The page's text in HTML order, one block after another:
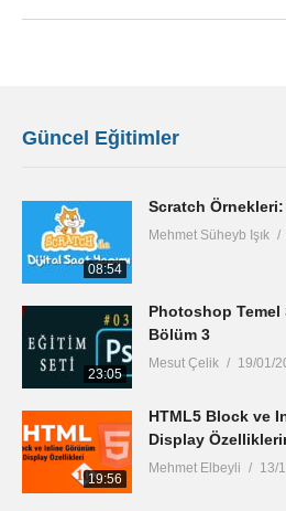
Güncel Eğitimler
08:54
Scratch Örnekleri:
Mehmet Süheyb Işık
23:05
Photoshop Temel
Bölüm 3
Mesut Çelik 19/01/
19:56
HTML5 Block ve
Display
Mehmet Elbeyli 13/